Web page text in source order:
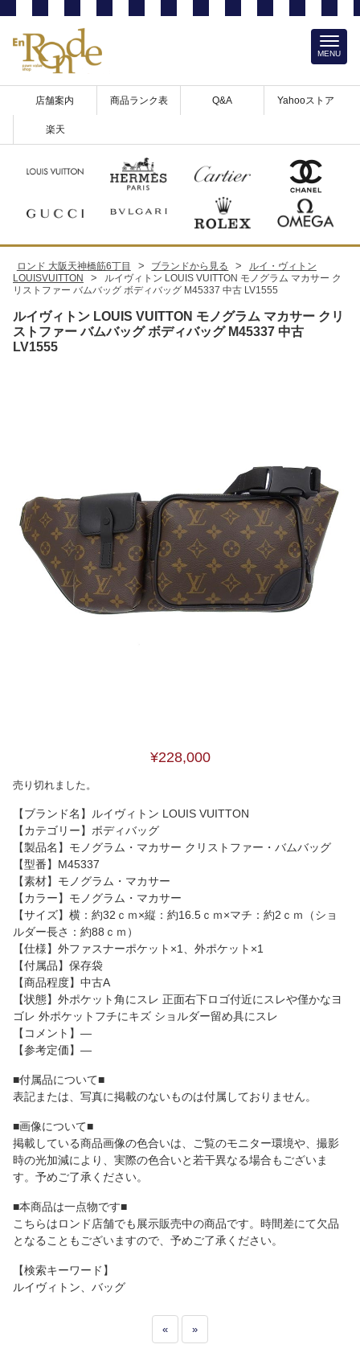
店舗案内 商品ランク表 Q&A Yahooストア
楽天
MENU
ロンド 大阪天神橋筋6丁目 > ブランドから見る >
ルイ・ヴィトン
LOUISVUITTON
>
ルイヴィトン LOUIS VUITTON モノグラム マカサー ク
リストファー バムバッグ ボディバッグ M45337 中古 LV1555
ルイヴィトン LOUIS VUITTON モノグラム マカサー クリ
ストファー バムバッグ ボディバッグ M45337 中古
LV1555
¥228,000
売り切れました。
【ブランド名】ルイヴィトン LOUIS VUITTON
【カテゴリー】ボディバッグ
【製品名】モノグラム・マカサー クリストファー・バムバッグ
【型番】M45337
【素材】モノグラム・マカサー
【カラー】モノグラム・マカサー
【サイズ】横：約32ｃｍ×縦：約16.5ｃｍ×マチ：約2ｃｍ（ショ
ルダー長さ：約88ｃｍ）
【仕様】外ファスナーポケット×1、外ポケット×1
【付属品】保存袋
【商品程度】中古A
【状態】外ポケット角にスレ 正面右下ロゴ付近にスレや僅かなヨ
ゴレ 外ポケットフチにキズ ショルダー留め具にスレ
【コメント】―
【参考定価】―
■付属品について■
表記または、写真に掲載のないものは付属しておりません。
■画像について■
掲載している商品画像の色合いは、ご覧のモニター環境や、撮影
時の光加減により、実際の色合いと若干異なる場合もございま
す。予めご了承ください。
■本商品は一点物です■
こちらはロンド店舗でも展示販売中の商品です。時間差にて欠品
となることもございますので、予めご了承ください。
【検索キーワード】
ルイヴィトン、バッグ
« »